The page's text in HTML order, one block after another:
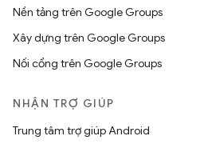
Nền tảng trên Google Groups
Xây dựng trên Google Groups
Nối cổng trên Google Groups
NHẬN TRỢ GIÚP
Trung tâm trợ giúp Android